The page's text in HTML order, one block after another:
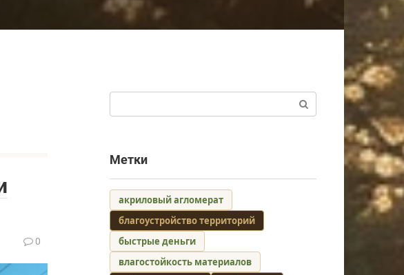
0
Метки
акриловый агломерат
благоустройство территорий
быстрые деньги
влагостойкость материалов